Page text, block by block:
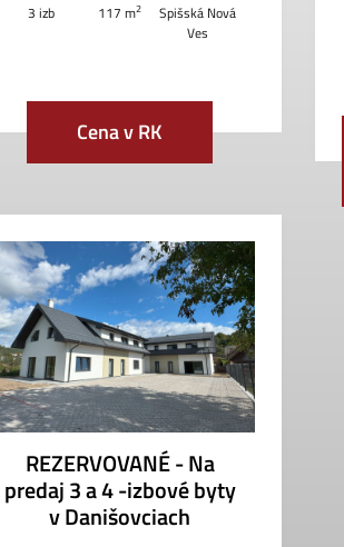
3 izb 117 m2
Spišská Nová
Ves
Cena v RK
REZERVOVANÉ - Na
predaj 3 a 4 -izbové byty
v Danišovciach